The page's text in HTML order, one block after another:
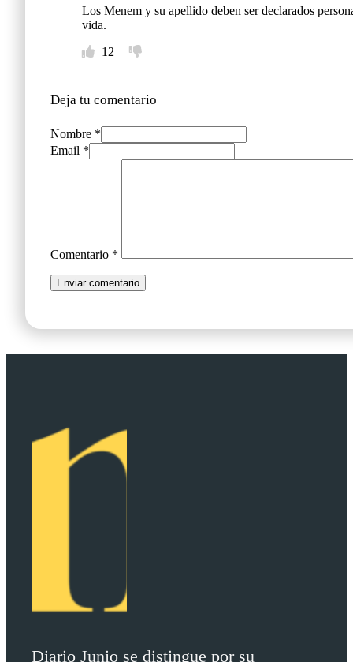
Los Menem y su apellido deben ser declarados
vida.
12
Deja tu comentario
Nombre *
Email *
Comentario *
Diario Junio se distingue por su